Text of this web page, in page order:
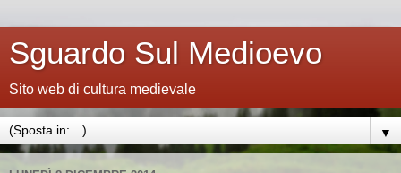
Sguardo Sul Medioevo
Sito web di cultura medievale
▼